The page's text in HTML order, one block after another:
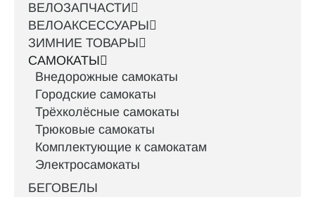
ВЕЛОЗАПЧАСТИ
ВЕЛОАКСЕССУАРЫ
ЗИМНИЕ ТОВАРЫ
САМОКАТЫ
Внедорожные самокаты
Городские самокаты
Трёхколёсные самокаты
Трюковые самокаты
Комплектующие к самокатам
Электросамокаты
БЕГОВЕЛЫ